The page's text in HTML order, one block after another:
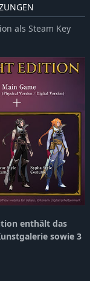
als Steam Key
enthält das
sowie 3